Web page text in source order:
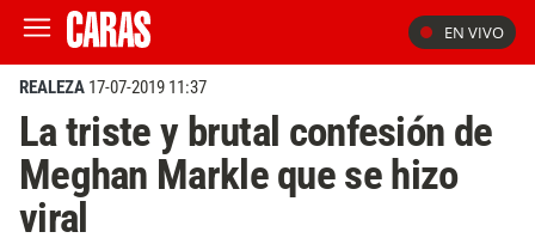
EN VIVO
REALEZA 17-07-2019 11:37
La triste y brutal confesión de
Meghan Markle que se hizo
viral